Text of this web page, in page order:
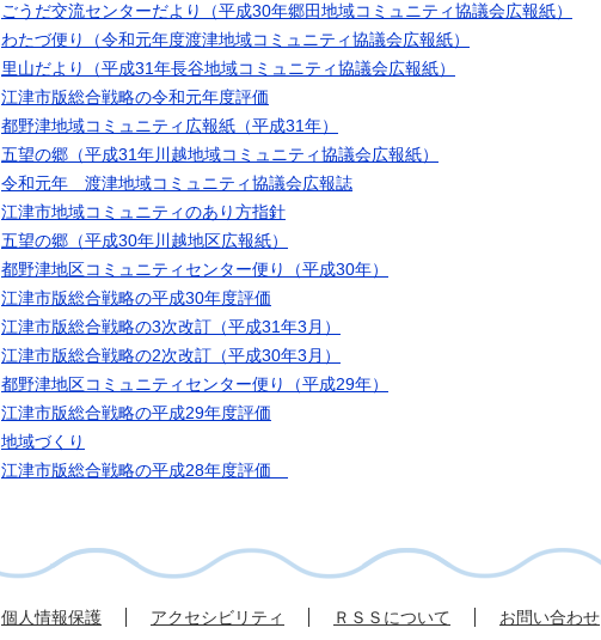
ごうだ交流センターだより（平成30年郷田地域コミュニティ協議会広報紙）
わたづ便り（令和元年度渡津地域コミュニティ協議会広報紙）
里山だより（平成31年長谷地域コミュニティ協議会広報紙）
江津市版総合戦略の令和元年度評価
都野津地域コミュニティ広報紙（平成31年）
五望の郷（平成31年川越地域コミュニティ協議会広報紙）
令和元年 渡津地域コミュニティ協議会広報誌
江津市地域コミュニティのあり方指針
五望の郷（平成30年川越地区広報紙）
都野津地区コミュニティセンター便り（平成30年）
江津市版総合戦略の平成30年度評価
江津市版総合戦略の3次改訂（平成31年3月）
江津市版総合戦略の2次改訂（平成30年3月）
都野津地区コミュニティセンター便り（平成29年）
江津市版総合戦略の平成29年度評価
地域づくり
江津市版総合戦略の平成28年度評価
個人情報保護 アクセシビリティ ＲＳＳについて お問い合わせ